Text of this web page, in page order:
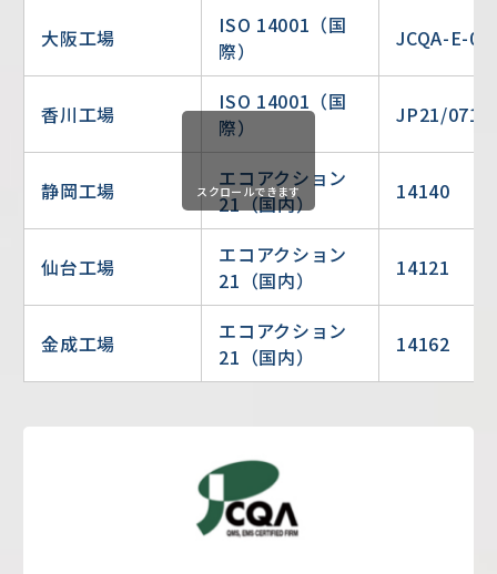
大阪工場
ISO 14001（国
際）
JCQA-E-
香川工場
ISO 14001（国
際）
JP21/
静岡工場
エコアクション
21（国内）
14140
仙台工場
エコアクション
21（国内）
14121
金成工場
エコアクション
21（国内）
14162
スクロールできます